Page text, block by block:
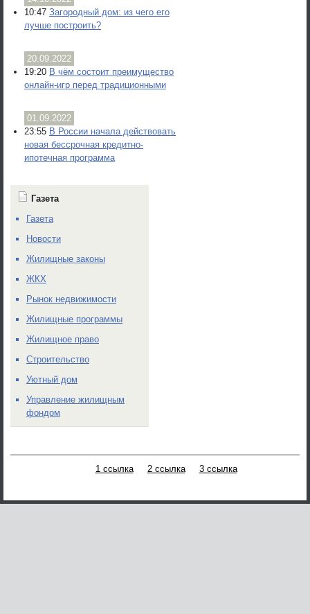
10:47 Загородный дом: из чего его
лучше построить?
20.09.2022
19:20 В чём состоит преимущество
онлайн-игр перед традиционными
01.09.2022
23:55 В России начала действовать
новая бессрочная кредитно-
ипотечная программа
Газета
Газета
Новости
Жилищные законы
ЖКХ
Рынок недвижимости
Жилищные программы
Жилищное право
Строительство
Уютный дом
Управление жилищным
фондом
1 ссылка 2 ссылка 3 ссылка